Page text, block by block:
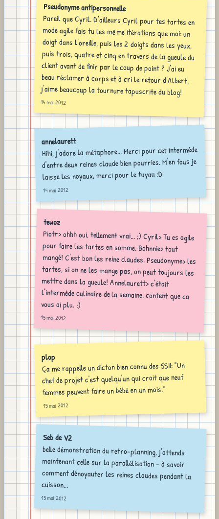
Pseudonyme antipersonnelle
Pareil que Cyril. D'ailleurs Cyril pour tes tartes en
mode agile fais tu les même itérations que moi: un
doigt dans l'oreille, puis les 2 doigts dans les yeux,
puis trois, quatre et cinq en travers de la gueule du
client avant de finir par le coup de point ? J'ai eu
beau réclamer à corps et à cri le retour d'Albert,
j'aime beaucoup la tournure tapuscrite du blog!
14 mai 2012
annelaurett
Hihi, j'adore la métaphore... Merci pour cet intermède
d'entre deux reines claude bien pourries. M'en fous je
laisse les noyaux, merci pour le tuyau :D
14 mai 2012
tewoz
Piotr> ohhh oui, tellement vrai... ;) Cyril> Tu es agile
pour faire les tartes en somme. Bohnnie> tout
mangé! C'est bon les reine claudes. Pseudonyme> les
tartes, si on ne les mange pas, on peut toujours les
mettre dans la gueule! Annelaurett> c'était
l'intermède culinaire de la semaine, content que ca
vous ai plu. :)
15 mai 2012
plop
Ça me rappelle un dicton bien connu des SSII: "Un
chef de projet c'est quelqu'un qui croit que neuf
femmes peuvent faire un bébé en un mois."
15 mai 2012
Seb de V2
belle démonstration du retro-planning, j'attends
maintenant celle sur la parallélisation - à savoir
comment dénoyauter les reines claudes pendant la
cuisson...
15 mai 2012